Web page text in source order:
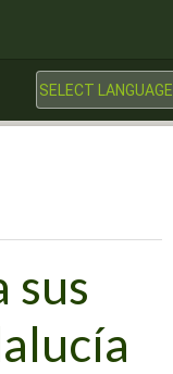
SELECT LANGUAGE
sus